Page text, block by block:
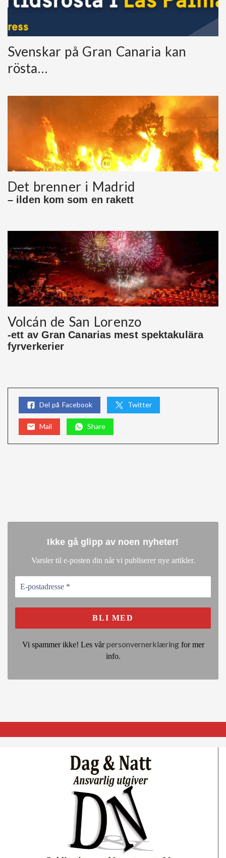
Svenskar på Gran Canaria kan
rösta…
Det brenner i Madrid
– ilden kom som en rakett
Volcán de San Lorenzo
-ett av Gran Canarias mest spektakulära
fyrverkerier
Del på Facebook Twitter
Mail Share
Ikke gå glipp av noen nyheter!
Varsler til e-posten din når vi publiserer nye artikler.
Vi spammer ikke! Les vårpersonvernerklæringfor mer
info.